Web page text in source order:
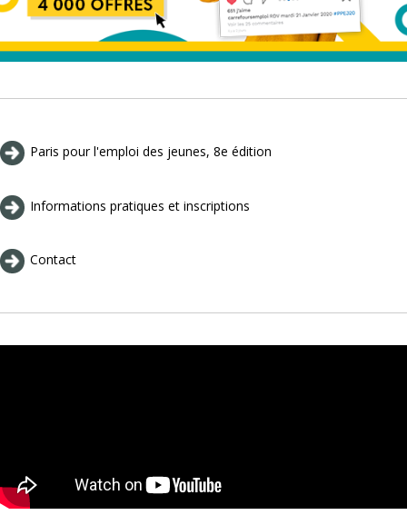
Paris pour l'emploi des jeunes, 8e édition
Informations pratiques et inscriptions
Contact